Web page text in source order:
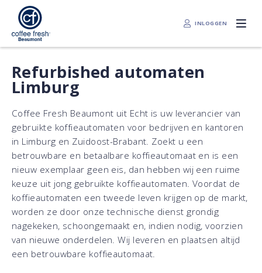
INLOGGEN
Refurbished automaten
Limburg
Coffee Fresh Beaumont uit Echt is uw leverancier van
gebruikte koffieautomaten voor bedrijven en kantoren
in Limburg en Zuidoost-Brabant. Zoekt u een
betrouwbare en betaalbare koffieautomaat en is een
nieuw exemplaar geen eis, dan hebben wij een ruime
keuze uit jong gebruikte koffieautomaten. Voordat de
koffieautomaten een tweede leven krijgen op de markt,
worden ze door onze technische dienst grondig
nagekeken, schoongemaakt en, indien nodig, voorzien
van nieuwe onderdelen. Wij leveren en plaatsen altijd
een betrouwbare koffieautomaat.